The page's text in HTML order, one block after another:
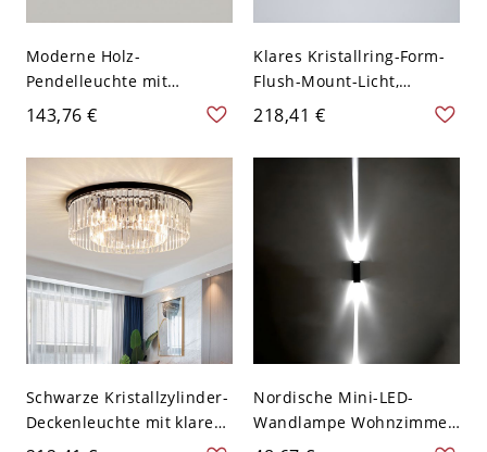
Moderne Holz-
Pendelleuchte mit
verstellbarer
Aufhängelänge und
stilvollem Glasschirm -
110V-120V Cremeweiß 2
143,76 €
Klares Kristallring-Form-
Flush-Mount-Licht,
zeitgenössische einfache
LED-Deckenlampe für
Esszimmer - Golden 110V-
218,41 €
Schwarze Kristallzylinder-
Deckenleuchte mit klarem
Schirm, moderner Stil -
Nordische Mini-LED-
Wandlampe Wohnzimmer
Modern Einfache